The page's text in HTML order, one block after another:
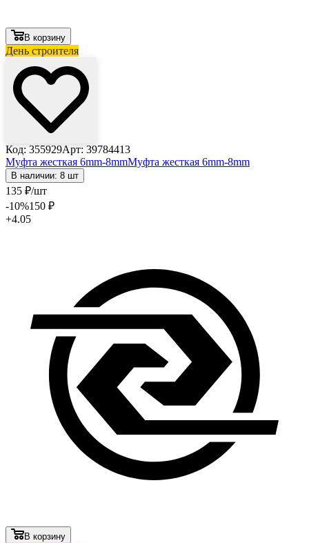
В корзину
День строителя
Код: 355929Арт: 39784413
Муфта жесткая 6mm-8mmМуфта жесткая 6mm-8mm
В наличии: 8 шт
135 ₽/шт
-10%150 ₽
+4.05
В корзину